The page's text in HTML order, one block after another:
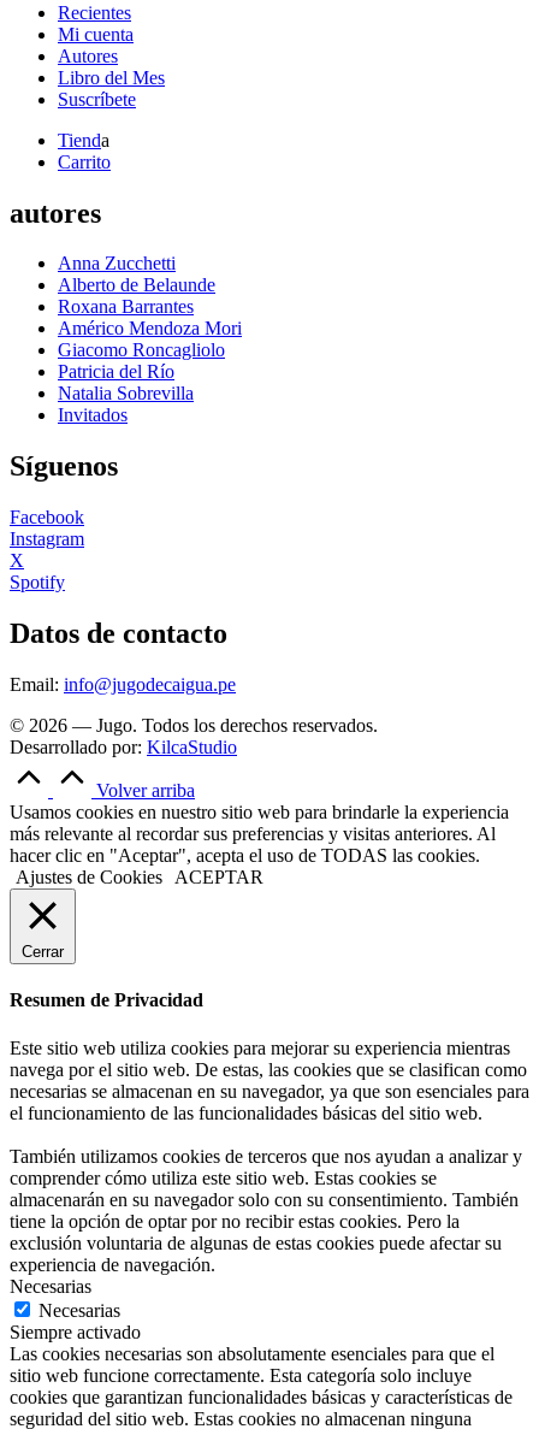
Recientes
Mi cuenta
Autores
Libro del Mes
Suscríbete
Tienda
Carrito
autores
Anna Zucchetti
Alberto de Belaunde
Roxana Barrantes
Américo Mendoza Mori
Giacomo Roncagliolo
Patricia del Río
Natalia Sobrevilla
Invitados
Síguenos
Facebook
Instagram
X
Spotify
Datos de contacto
Email: info@jugodecaigua.pe
© 2026 — Jugo. Todos los derechos reservados.
Desarrollado por: KilcaStudio
Volver arriba
Usamos cookies en nuestro sitio web para brindarle la experiencia
más relevante al recordar sus preferencias y visitas anteriores. Al
hacer clic en "Aceptar", acepta el uso de TODAS las cookies.
Ajustes de Cookies
ACEPTAR
Cerrar
Resumen de Privacidad
Este sitio web utiliza cookies para mejorar su experiencia mientras
navega por el sitio web. De estas, las cookies que se clasifican como
necesarias se almacenan en su navegador, ya que son esenciales para
el funcionamiento de las funcionalidades básicas del sitio web.
También utilizamos cookies de terceros que nos ayudan a analizar y
comprender cómo utiliza este sitio web. Estas cookies se
almacenarán en su navegador solo con su consentimiento. También
tiene la opción de optar por no recibir estas cookies. Pero la
exclusión voluntaria de algunas de estas cookies puede afectar su
experiencia de navegación.
Necesarias
Necesarias
Siempre activado
Las cookies necesarias son absolutamente esenciales para que el
sitio web funcione correctamente. Esta categoría solo incluye
cookies que garantizan funcionalidades básicas y características de
seguridad del sitio web. Estas cookies no almacenan ninguna